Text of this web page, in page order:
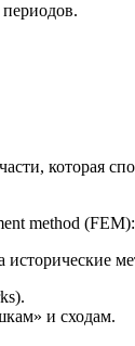
которая
method (FEM):
и сходам.